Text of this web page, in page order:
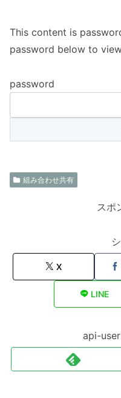
This content is
password below to
password
組み合わせ共有
スポ
X
LINE
api-